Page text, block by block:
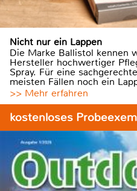
Nicht nur ein Lappen
Die Marke Ballistol kennen
Hersteller hochwertiger
Spray. Für eine
meisten Fällen noch ein
>> Mehr erfahren
kostenloses